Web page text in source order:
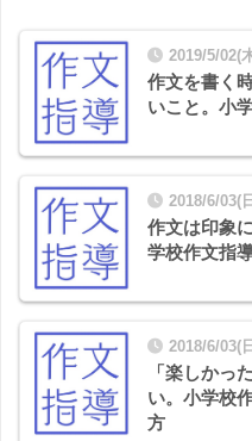
2019/5/02(
作文を書く
いこと。小
2018/6/03(
作文は印象
学校作文指
2018/6/03(
「楽しかっ
い。小学校
方